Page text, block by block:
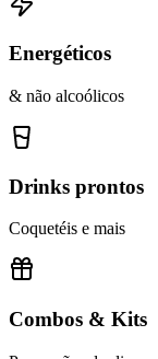
Energéticos
& não alcoólicos
Drinks prontos
Coquetéis e mais
Combos & Kits